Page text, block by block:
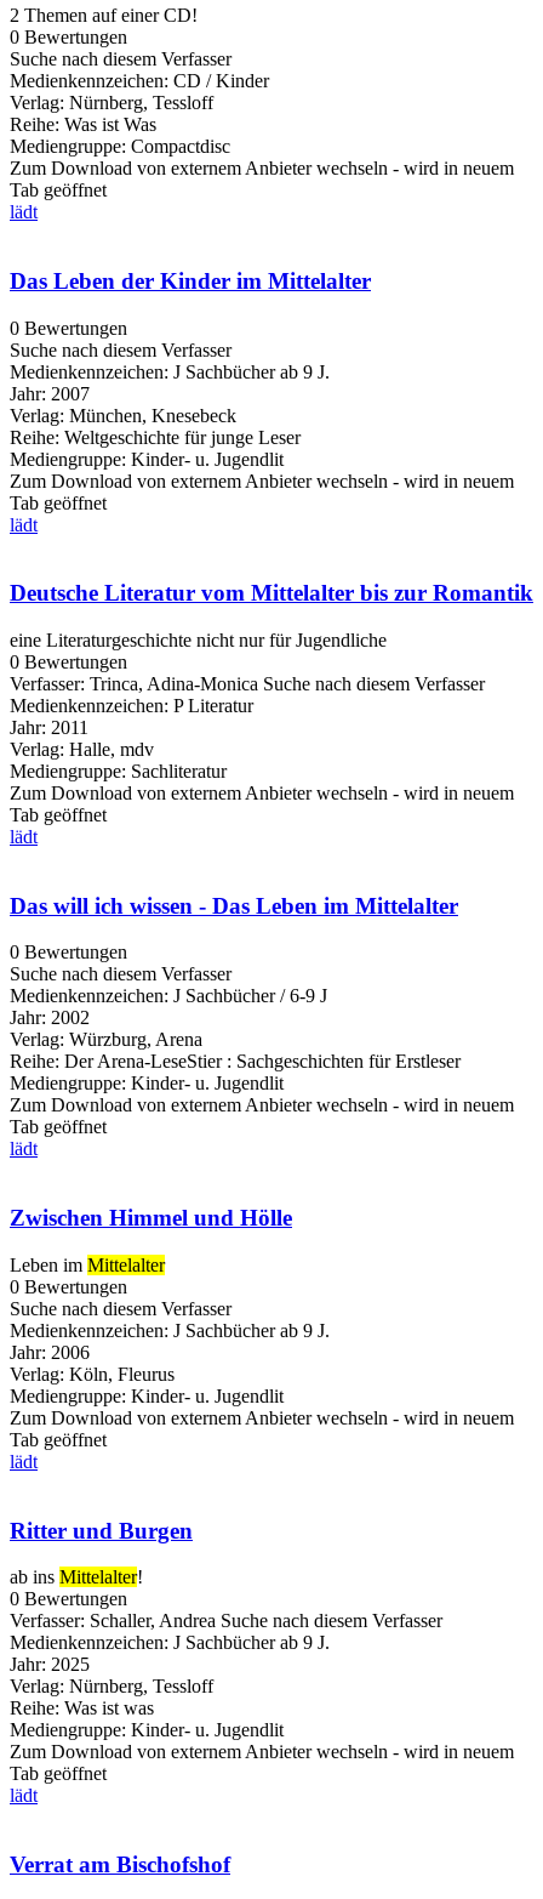
2 Themen auf einer CD!
0 Bewertungen
Suche nach diesem Verfasser
Medienkennzeichen: CD / Kinder
Verlag: Nürnberg, Tessloff
Reihe: Was ist Was
Mediengruppe: Compactdisc
Zum Download von externem Anbieter wechseln - wird in neuem
Tab geöffnet
lädt
Das Leben der Kinder im Mittelalter
0 Bewertungen
Suche nach diesem Verfasser
Medienkennzeichen: J Sachbücher ab 9 J.
Jahr: 2007
Verlag: München, Knesebeck
Reihe: Weltgeschichte für junge Leser
Mediengruppe: Kinder- u. Jugendlit
Zum Download von externem Anbieter wechseln - wird in neuem
Tab geöffnet
lädt
Deutsche Literatur vom Mittelalter bis zur Romantik
eine Literaturgeschichte nicht nur für Jugendliche
0 Bewertungen
Verfasser: Trinca, Adina-Monica Suche nach diesem Verfasser
Medienkennzeichen: P Literatur
Jahr: 2011
Verlag: Halle, mdv
Mediengruppe: Sachliteratur
Zum Download von externem Anbieter wechseln - wird in neuem
Tab geöffnet
lädt
Das will ich wissen - Das Leben im Mittelalter
0 Bewertungen
Suche nach diesem Verfasser
Medienkennzeichen: J Sachbücher / 6-9 J
Jahr: 2002
Verlag: Würzburg, Arena
Reihe: Der Arena-LeseStier : Sachgeschichten für Erstleser
Mediengruppe: Kinder- u. Jugendlit
Zum Download von externem Anbieter wechseln - wird in neuem
Tab geöffnet
lädt
Zwischen Himmel und Hölle
Leben im Mittelalter
0 Bewertungen
Suche nach diesem Verfasser
Medienkennzeichen: J Sachbücher ab 9 J.
Jahr: 2006
Verlag: Köln, Fleurus
Mediengruppe: Kinder- u. Jugendlit
Zum Download von externem Anbieter wechseln - wird in neuem
Tab geöffnet
lädt
Ritter und Burgen
ab ins Mittelalter!
0 Bewertungen
Verfasser: Schaller, Andrea Suche nach diesem Verfasser
Medienkennzeichen: J Sachbücher ab 9 J.
Jahr: 2025
Verlag: Nürnberg, Tessloff
Reihe: Was ist was
Mediengruppe: Kinder- u. Jugendlit
Zum Download von externem Anbieter wechseln - wird in neuem
Tab geöffnet
lädt
Verrat am Bischofshof